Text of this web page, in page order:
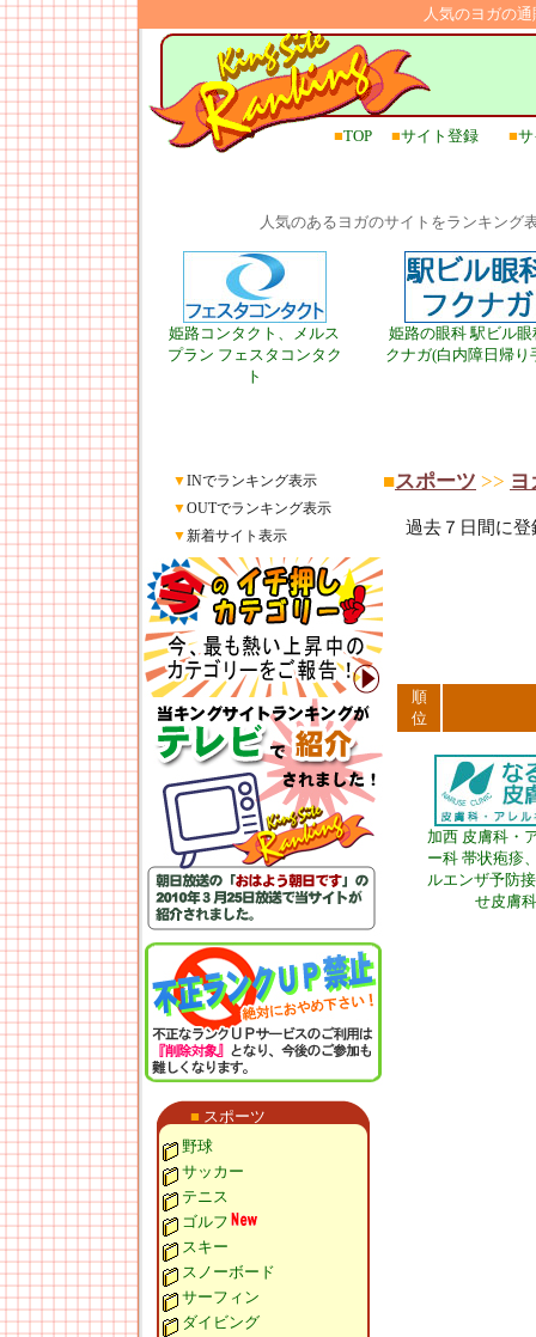
人気のヨガの
■TOP ■サイト登録 ■
人気のあるヨガのサイトをランキング
姫路コンタクト、メルス
プラン フェスタコンタク
ト
姫路の眼科 駅ビル眼
クナガ(白内障日帰り
▼INでランキング表示
▼OUTでランキング表示
▼新着サイト表示
■ スポーツ
野球
サッカー
テニス
ゴルフ
スキー
スノーボード
サーフィン
ダイビング
■スポーツ >> ヨ
過去７日間に
順
位
加西 皮膚科・
ー科 帯状疱疹
ルエンザ予防
せ皮膚科